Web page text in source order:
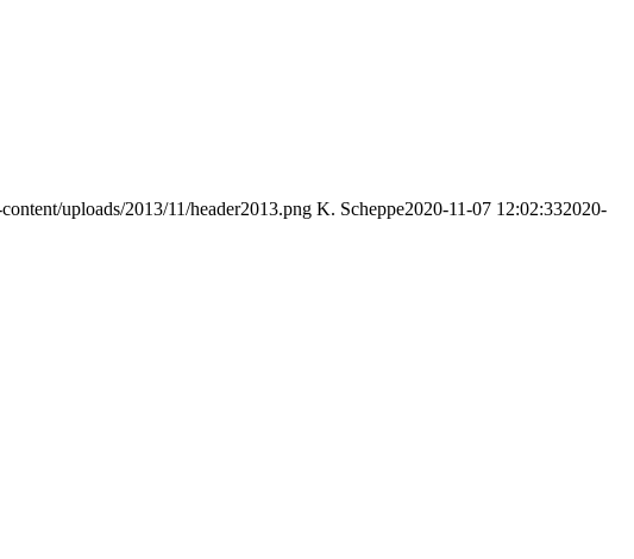
uploads/2013/11/header2013.png K. Scheppe2020-11-07 12:02:332020-